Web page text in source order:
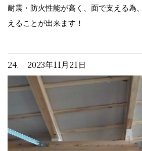
耐震・防火性能が高く、面で支える為
えることが出来ます！
24. 2023年11月21日